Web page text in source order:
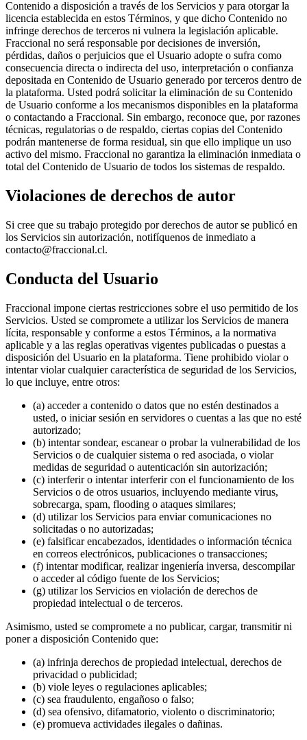
Contenido a disposición a través de los Servicios y para otorgar la
licencia establecida en estos Términos, y que dicho Contenido no
infringe derechos de terceros ni vulnera la legislación aplicable.
Fraccional no será responsable por decisiones de inversión,
pérdidas, daños o perjuicios que el Usuario adopte o sufra como
consecuencia directa o indirecta del uso, interpretación o confianza
depositada en Contenido de Usuario generado por terceros dentro de
la plataforma. Usted podrá solicitar la eliminación de su Contenido
de Usuario conforme a los mecanismos disponibles en la plataforma
o contactando a Fraccional. Sin embargo, reconoce que, por razones
técnicas, regulatorias o de respaldo, ciertas copias del Contenido
podrán mantenerse de forma residual, sin que ello implique un uso
activo del mismo. Fraccional no garantiza la eliminación inmediata o
total del Contenido de Usuario de todos los sistemas de respaldo.
Violaciones de derechos de autor
Si cree que su trabajo protegido por derechos de autor se publicó en
los Servicios sin autorización, notifíquenos de inmediato a
contacto@fraccional.cl.
Conducta del Usuario
Fraccional impone ciertas restricciones sobre el uso permitido de los
Servicios. Usted se compromete a utilizar los Servicios de manera
lícita, responsable y conforme a estos Términos, a la normativa
aplicable y a las reglas operativas vigentes publicadas o puestas a
disposición del Usuario en la plataforma. Tiene prohibido violar o
intentar violar cualquier característica de seguridad de los Servicios,
lo que incluye, entre otros:
(a) acceder a contenido o datos que no estén destinados a
usted, o iniciar sesión en servidores o cuentas a las que no esté
autorizado;
(b) intentar sondear, escanear o probar la vulnerabilidad de los
Servicios o de cualquier sistema o red asociada, o violar
medidas de seguridad o autenticación sin autorización;
(c) interferir o intentar interferir con el funcionamiento de los
Servicios o de otros usuarios, incluyendo mediante virus,
sobrecarga, spam, flooding o ataques similares;
(d) utilizar los Servicios para enviar comunicaciones no
solicitadas o no autorizadas;
(e) falsificar encabezados, identidades o información técnica
en correos electrónicos, publicaciones o transacciones;
(f) intentar modificar, realizar ingeniería inversa, descompilar
o acceder al código fuente de los Servicios;
(g) utilizar los Servicios en violación de derechos de
propiedad intelectual o de terceros.
Asimismo, usted se compromete a no publicar, cargar, transmitir ni
poner a disposición Contenido que:
(a) infrinja derechos de propiedad intelectual, derechos de
privacidad o publicidad;
(b) viole leyes o regulaciones aplicables;
(c) sea fraudulento, engañoso o falso;
(d) sea ofensivo, difamatorio, violento o discriminatorio;
(e) promueva actividades ilegales o dañinas.